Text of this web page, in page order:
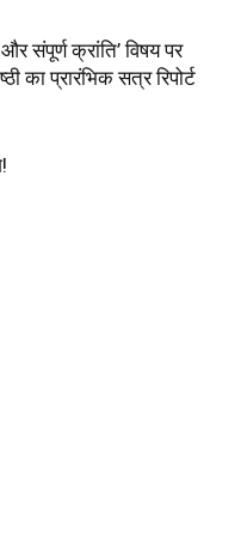
संपूर्ण क्रांति’ विषय पर
का प्रारंभिक सत्र रिपोर्ट